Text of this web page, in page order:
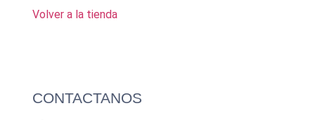
Volver a la tienda
CONTACTANOS